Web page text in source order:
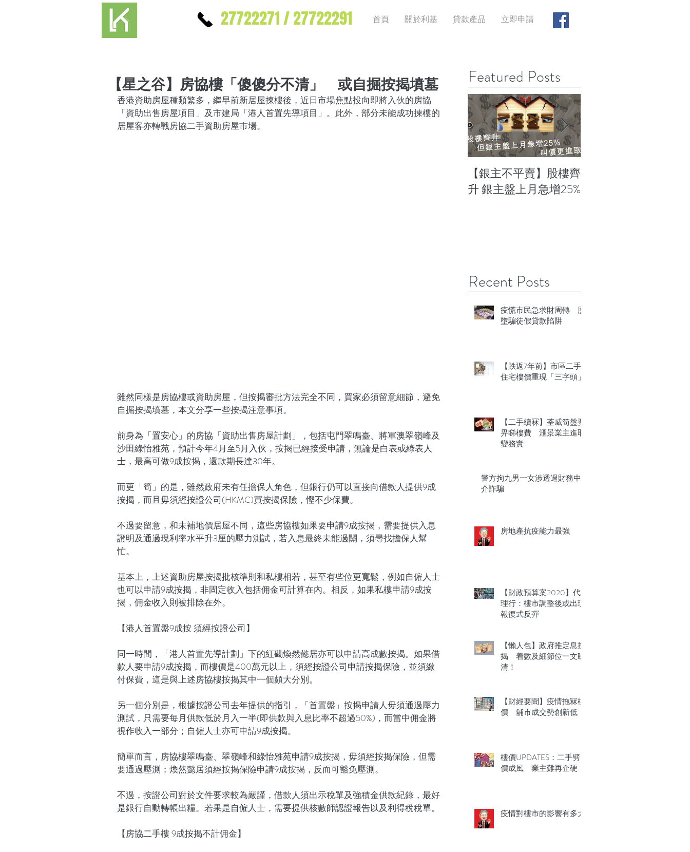
首頁 關於利基 貸款產品 立即申請
27722271 /27722291
【星之谷】房協樓「傻傻分不清」 或自掘按揭墳墓
香港資助房屋種類繁多，繼早前新居屋揀樓後，近日市場焦點投向即將入伙的房協
「資助出售房屋項目」及市建局「港人首置先導項目」。此外，部分未能成功揀樓的
居屋客亦轉戰房協二手資助房屋市場。
雖然同樣是房協樓或資助房屋，但按揭審批方法完全不同，買家必須留意細節，避免
自掘按揭墳墓，本文分享一些按揭注意事項。
前身為「置安心」的房協「資助出售房屋計劃」，包括屯門翠鳴臺、將軍澳翠嶺峰及
沙田綠怡雅苑，預計今年4月至5月入伙，按揭已經接受申請，無論是白表或綠表人
士，最高可做9成按揭，還款期長達30年。
而更「筍」的是，雖然政府未有任擔保人角色，但銀行仍可以直接向借款人提供9成
按揭，而且毋須經按證公司(HKMC)買按揭保險，慳不少保費。
不過要留意，和未補地價居屋不同，這些房協樓如果要申請9成按揭，需要提供入息
證明及通過現利率水平升3厘的壓力測試，若入息最終未能過關，須尋找擔保人幫
忙。
基本上，上述資助房屋按揭批核準則和私樓相若，甚至有些位更寬鬆，例如自僱人士
也可以申請9成按揭，非固定收入包括佣金可計算在內。相反，如果私樓申請9成按
揭，佣金收入則被排除在外。
【港人首置盤9成按 須經按證公司】
同一時間，「港人首置先導計劃」下的紅磡煥然懿居亦可以申請高成數按揭。如果借
款人要申請9成按揭，而樓價是400萬元以上，須經按證公司申請按揭保險，並須繳
付保費，這是與上述房協樓按揭其中一個頗大分別。
另一個分別是，根據按證公司去年提供的指引，「首置盤」按揭申請人毋須通過壓力
測試，只需要每月供款低於月入一半(即供款與入息比率不超過50%)，而當中佣金將
視作收入一部分；自僱人士亦可申請9成按揭。
簡單而言，房協樓翠鳴臺、翠嶺峰和綠怡雅苑申請9成按揭，毋須經按揭保險，但需
要通過壓測；煥然懿居須經按揭保險申請9成按揭，反而可豁免壓測。
不過，按證公司對於文件要求較為嚴謹，借款人須出示稅單及強積金供款紀錄，最好
是銀行自動轉帳出糧。若果是自僱人士，需要提供核數師認證報告以及利得稅稅單。
【房協二手樓 9成按揭不計佣金】
Featured Posts
【銀主不平賣】股樓齊
升 銀主盤上月急增25%
Recent Posts
疫慌市民急求財周轉 屢
墮騙徒假貸款陷阱
【跌返7年前】市區二手
住宅樓價重現「三字頭」
【二手續冧】荃威筍盤要
畀睇樓費 滙景業主進取
變務實
警方拘九男一女涉透過財務中
介詐騙
房地產抗疫能力最強
【財政預算案2020】代
理行：樓市調整後或出現
報復式反彈
【懶人包】政府推定息按
揭 着數及細節位一文睇
清！
【財經要聞】疫情拖冧樓
價 舖市成交勢創新低
樓價UPDATES：二手劈
價成風 業主難再企硬
疫情對樓市的影響有多大